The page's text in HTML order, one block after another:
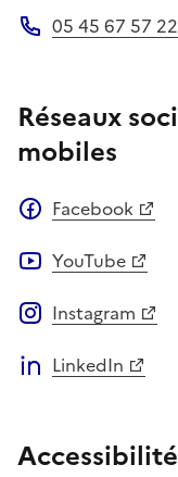
05 45 67 57 22
Réseaux
mobiles
Facebook
YouTube
Instagram
LinkedIn